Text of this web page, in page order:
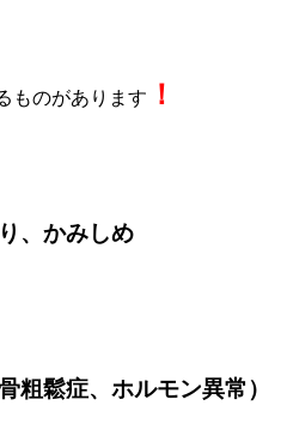
ものがあります ！
、かみしめ
粗鬆症、ホルモン異常）